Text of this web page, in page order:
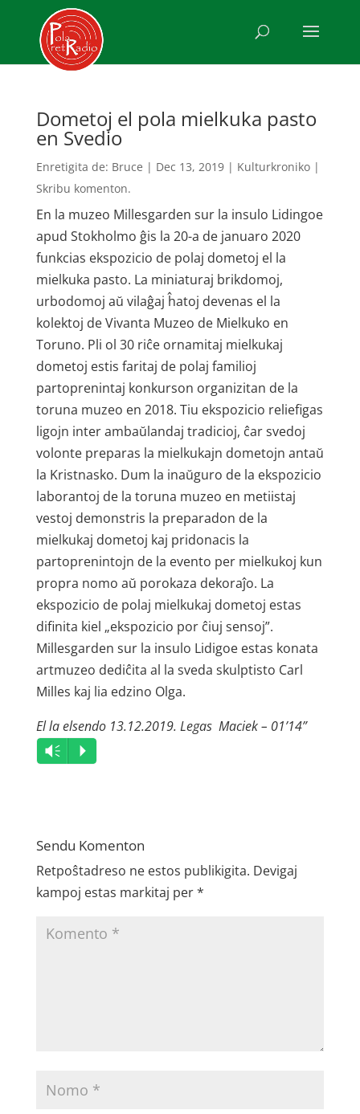
Dometoj el pola mielkuka pasto
en Svedio
Enretigita de: Bruce | Dec 13, 2019| Kulturkroniko|
Skribu komenton.
En la muzeo Millesgarden sur la insulo Lidingoe
apud Stokholmo ĝis la 20-a de januaro 2020
funkcias ekspozicio de polaj dometoj el la
mielkuka pasto. La miniaturaj brikdomoj,
urbodomoj aŭ vilaĝaj ĥatoj devenas el la
kolektoj de Vivanta Muzeo de Mielkuko en
Toruno. Pli ol 30 riĉe ornamitaj mielkukaj
dometoj estis faritaj de polaj familioj
partoprenintaj konkurson organizitan de la
toruna muzeo en 2018. Tiu ekspozicio reliefigas
ligojn inter ambaŭlandaj tradicioj, ĉar svedoj
volonte preparas la mielkukajn dometojn antaŭ
la Kristnasko. Dum la inaŭguro de la ekspozicio
laborantoj de la toruna muzeo en metiistaj
vestoj demonstris la preparadon de la
mielkukaj dometoj kaj pridonacis la
partoprenintojn de la evento per mielkukoj kun
propra nomo aŭ porokaza dekoraĵo. La
ekspozicio de polaj mielkukaj dometoj estas
difinita kiel „ekspozicio por ĉiuj sensoj”.
Millesgarden sur la insulo Lidigoe estas konata
artmuzeo dediĉita al la sveda skulptisto Carl
Milles kaj lia edzino Olga.
El la elsendo 13.12.2019. Legas Maciek – 01’14”
Audio
Player
Vm P
Sendu Komenton
Retpoŝtadreso ne estos publikigita. Devigaj
kampoj estas markitaj per*